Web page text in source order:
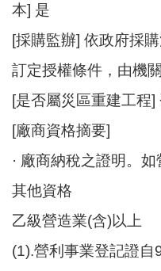
本] 是
[採購監辦] 依政府採
訂定授權條件，由機
[是否屬災區重建工程]
[廠商資格摘要]
· 廠商納稅之證明。
其他資格
乙級營造業(含)以上
(1).營利事業登記證自